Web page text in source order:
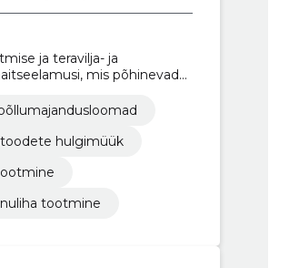
ja teravilja- ja
mis põhinevad
kaasaegset tehnoloogiat,
hulgimüük
tootmine